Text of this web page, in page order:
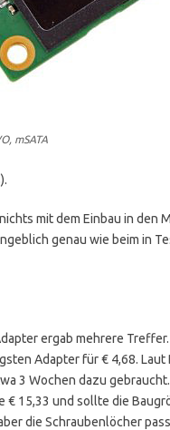
mSATA
mit dem Einbau in den
genau wie beim in
ergab mehrere
Adapter für € 4,68.
3 Wochen dazu
15,33 und sollte die
die Schraubenlöcher